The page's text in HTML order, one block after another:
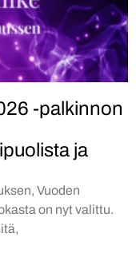
-palkinnon
ja
Vuoden
on nyt valittu.